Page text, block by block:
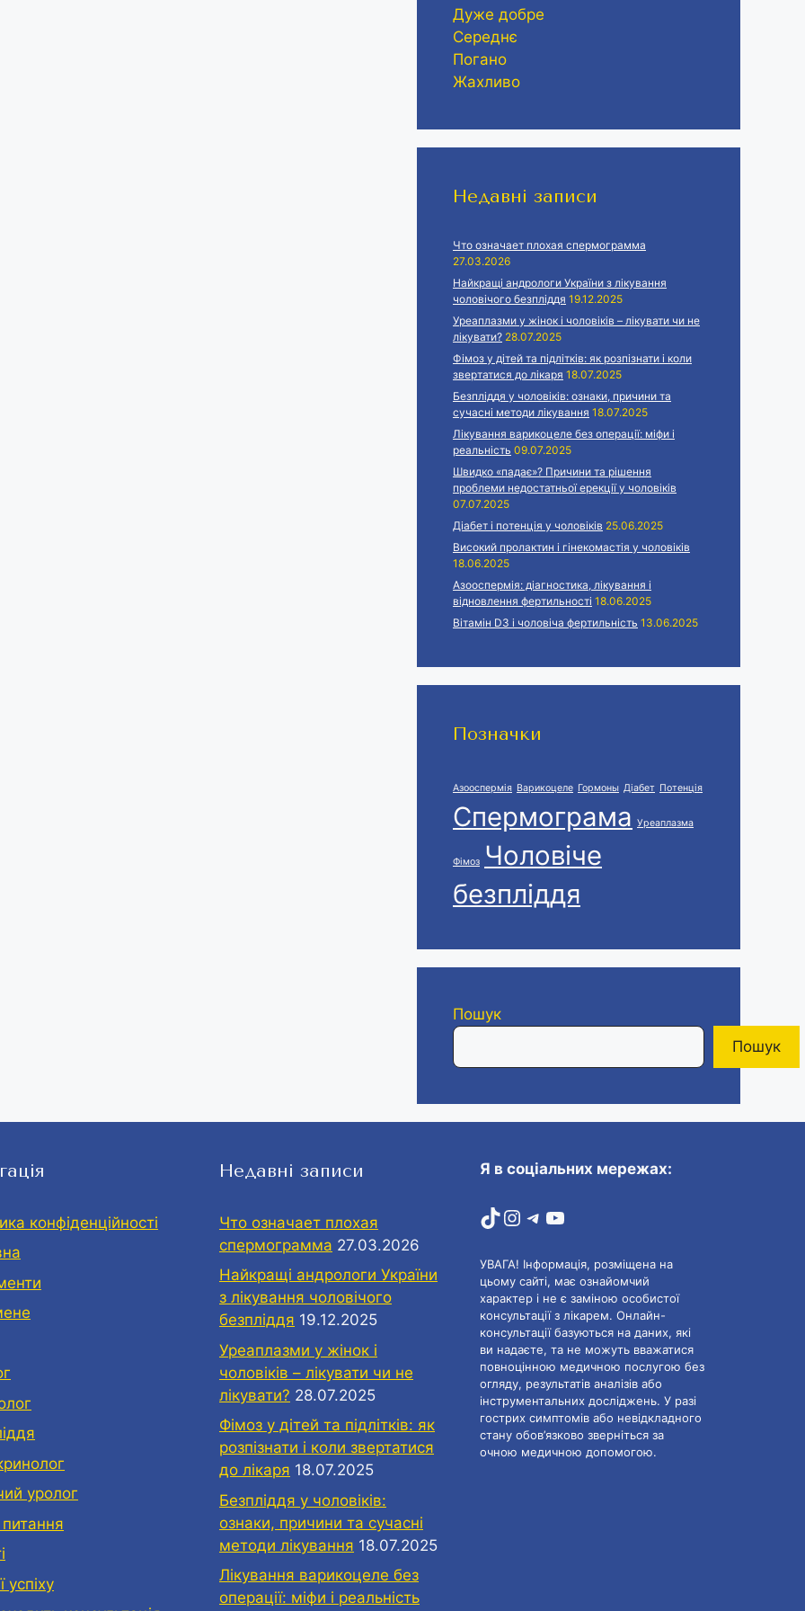
Дуже добре
Середнє
Погано
Жахливо
Недавні записи
Что означает плохая спермограмма
27.03.2026
Найкращі андрологи України з лікування
чоловічого безпліддя 19.12.2025
Уреаплазми у жінок і чоловіків – лікувати чи не
лікувати? 28.07.2025
Фімоз у дітей та підлітків: як розпізнати і коли
звертатися до лікаря 18.07.2025
Безпліддя у чоловіків: ознаки, причини та
сучасні методи лікування 18.07.2025
Лікування варикоцеле без операції: міфи і
реальність 09.07.2025
Швидко «падає»? Причини та рішення
проблеми недостатньої ерекції у чоловіків
07.07.2025
Діабет і потенція у чоловіків 25.06.2025
Високий пролактин і гінекомастія у чоловіків
18.06.2025
Азооспермія: діагностика, лікування і
відновлення фертильності 18.06.2025
Вітамін D3 і чоловіча фертильність 13.06.2025
Позначки
Азооспермія Варикоцеле Гормоны Діабет Потенція
Спермограма Уреаплазма
Фімоз Чоловіче
безпліддя
Пошук
Пошук
конфіденційності
уролог
питання
успіху
Недавні записи
Что означает плохая
спермограмма 27.03.2026
Найкращі андрологи України
з лікування чоловічого
безпліддя 19.12.2025
Уреаплазми у жінок і
чоловіків – лікувати чи не
лікувати? 28.07.2025
Фімоз у дітей та підлітків: як
розпізнати і коли звертатися
до лікаря 18.07.2025
Безпліддя у чоловіків:
ознаки, причини та сучасні
методи лікування 18.07.2025
Лікування варикоцеле без
операції: міфи і реальність
Я в соціальних мережах:
TikTok
Instagram
Telegram
YouTube
УВАГА! Інформація, розміщена на
цьому сайті, має ознайомчий
характер і не є заміною особистої
консультації з лікарем. Онлайн-
консультації базуються на даних, які
ви надаєте, та не можуть вважатися
повноцінною медичною послугою без
огляду, результатів аналізів або
інструментальних досліджень. У разі
гострих симптомів або невідкладного
стану обов’язково зверніться за
очною медичною допомогою.